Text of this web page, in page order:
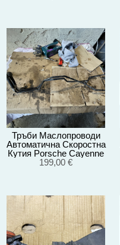
Тръби Маслопроводи
Автоматична Скоростна
Кутия Porsche Cayenne
3.0D 92A/EG22/2012
199,00 €